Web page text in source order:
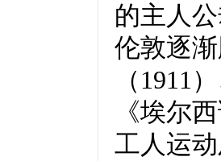
的主人
伦敦逐
（1911
《埃尔
工人运